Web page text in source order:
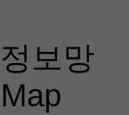
보망